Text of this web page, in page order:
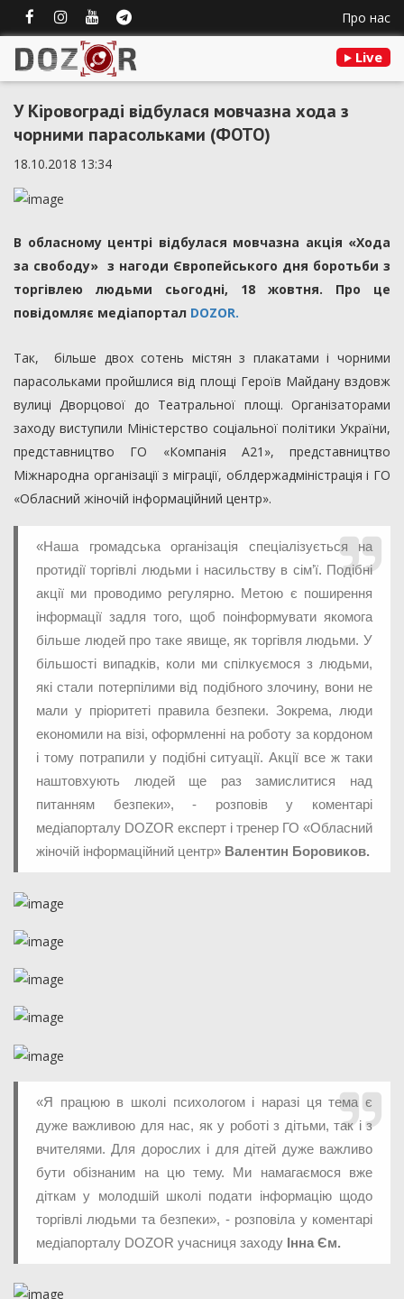
Про нас
Live
У Кіровограді відбулася мовчазна хода з
чорними парасольками (ФОТО)
18.10.2018 13:34
В обласному центрі відбулася мовчазна акція «Хода
за свободу» з нагоди Європейського дня боротьби з
торгівлею людьми сьогодні, 18 жовтня. Про це
повідомляє медіапортал DOZOR.
Так, більше двох сотень містян з плакатами і чорними
парасольками пройшлися від площі Героїв Майдану вздовж
вулиці Дворцової до Театральної площі. Організаторами
заходу виступили Міністерство соціальної політики України,
представництво ГО «Компанія А21», представництво
Міжнародна організації з міграції, облдержадміністрація і ГО
«Обласний жіночій інформаційний центр».
«Наша громадська організація спеціалізується на
протидії торгівлі людьми і насильству в сім’ї. Подібні
акції ми проводимо регулярно. Метою є поширення
інформації задля того, щоб поінформувати якомога
більше людей про таке явище, як торгівля людьми. У
більшості випадків, коли ми спілкуємося з людьми,
які стали потерпілими від подібного злочину, вони не
мали у пріоритеті правила безпеки. Зокрема, люди
економили на візі, оформленні на роботу за кордоном
і тому потрапили у подібні ситуації. Акції все ж таки
наштовхують людей ще раз замислитися над
питанням безпеки», - розповів у коментарі
медіапорталу DOZOR експерт і тренер ГО «Обласний
жіночій інформаційний центр» Валентин Боровиков.
«Я працюю в школі психологом і наразі ця тема є
дуже важливою для нас, як у роботі з дітьми, так і з
вчителями. Для дорослих і для дітей дуже важливо
бути обізнаним на цю тему. Ми намагаємося вже
діткам у молодшій школі подати інформацію щодо
торгівлі людьми та безпеки», - розповіла у коментарі
медіапорталу DOZOR учасниця заходу Інна Єм.